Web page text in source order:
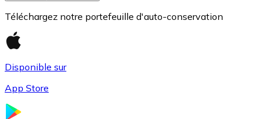
Téléchargez notre portefeuille d'auto-conservation
Disponible sur
App Store